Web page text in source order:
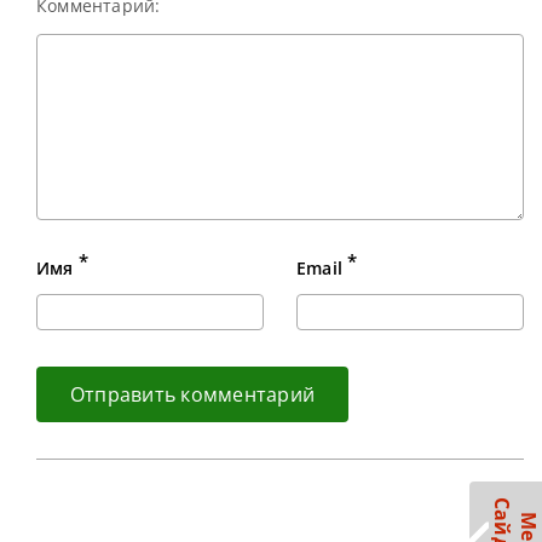
Комментарий:
Имя * Email *